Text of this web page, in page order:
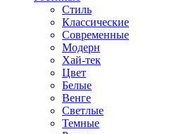
Стиль
Классические
Современные
Модерн
Хай-тек
Цвет
Белые
Венге
Светлые
Темные